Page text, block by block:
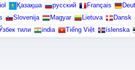
Қазақша русский Français
Slovenija Magyar Lietuva Dansk
тили india Tiếng Việt íslenska